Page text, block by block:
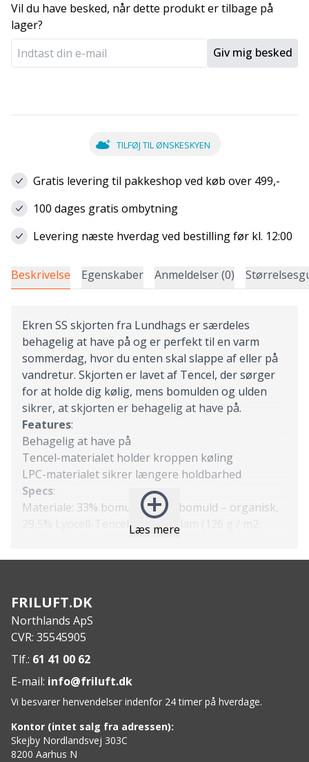
Vil du have besked, når dette produkt er tilbage på
lager?
Giv mig besked
TILFØJ TIL ØNSKESKYEN
Gratis levering til pakkeshop ved køb over 499,-
100 dages gratis ombytning
Levering næste hverdag ved bestilling før kl. 12:00
Beskrivelse Egenskaber Anmeldelser (0)
Læs mere
Ekren SS skjorten fra Lundhags er særdeles
behagelig at have på og er perfekt til en varm
sommerdag, hvor du enten skal slappe af eller på
vandretur. Skjorten er lavet af Tencel, der sørger
for at holde dig kølig, mens bomulden og ulden
sikrer, at skjorten er behagelig at have på.
Features:
Behagelig at have på
Tencel-materialet holder kroppen køling
LPC-materialet sikrer længere holdbarhed
Specs:
Materiale: 33% bomuld, 29,5% bomuld – organisk,
29,5% Lyocell-Tencel, 8% uld – lam (126 g / m2,
FRILUFT.DK
Northlands ApS
CVR: 35545905
Tlf.: 61 41 00 62
E-mail: info@friluft.dk
Vi besvarer henvendelser indenfor 24 timer på hverdage.
Kontor (intet salg fra adressen):
Skejby Nordlandsvej 303C
8200 Aarhus N